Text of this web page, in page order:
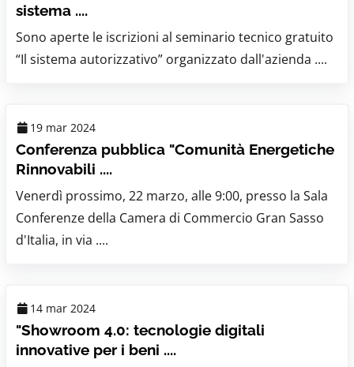
sistema ....
Sono aperte le iscrizioni al seminario tecnico gratuito
“Il sistema autorizzativo” organizzato dall'azienda ....
19 mar 2024
Conferenza pubblica "Comunità Energetiche
Rinnovabili ....
Venerdì prossimo, 22 marzo, alle 9:00, presso la Sala
Conferenze della Camera di Commercio Gran Sasso
d'Italia, in via ....
14 mar 2024
"Showroom 4.0: tecnologie digitali
innovative per i beni ....